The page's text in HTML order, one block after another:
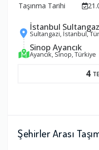
Taşınma Tarihi
İstanbul
Sultangazi, İstanbul,
Sinop Ayancık
Ayancık, Sinop, Türkiye
4
Şehirler Arası